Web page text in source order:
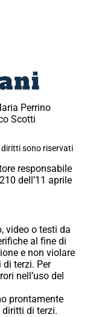
Perrino
Scotti
sono riservati
responsabile
dell’11 aprile
video o testi da
al fine di
e non violare
terzi. Per
nell’uso del
prontamente
di terzi.